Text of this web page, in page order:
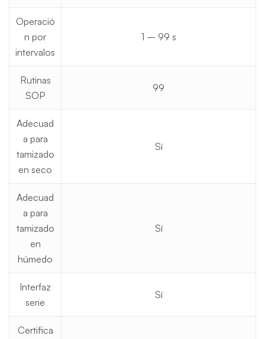
Operació
n por
intervalos
1 – 99 s
Rutinas
SOP
99
Adecuad
a para
tamizado
en seco
Sí
Adecuad
a para
tamizado
en
húmedo
Sí
Interfaz
serie
Sí
Certifica